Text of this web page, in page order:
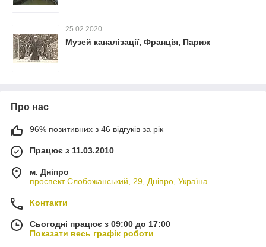
25.02.2020
Музей каналізації, Франція, Париж
Про нас
96% позитивних з 46 відгуків за рік
Працює з 11.03.2010
м. Дніпро
проспект Слобожанський, 29, Дніпро, Україна
Контакти
Сьогодні працює з 09:00 до 17:00
Показати весь графік роботи